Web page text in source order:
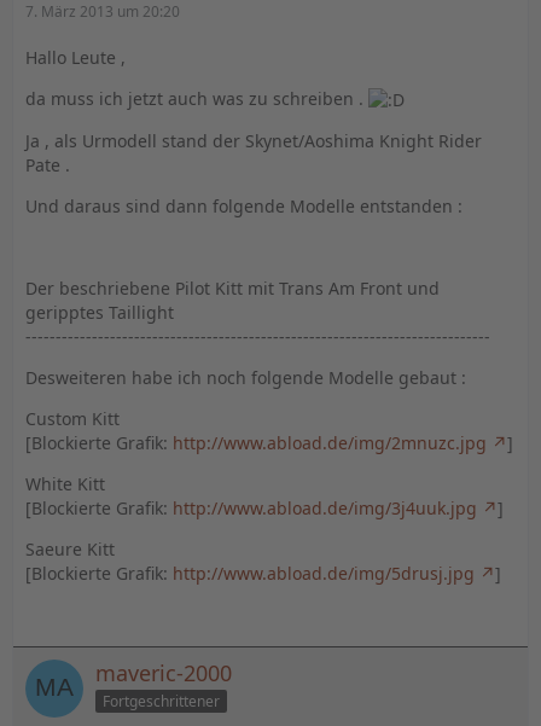
7. März 2013 um 20:20
Hallo Leute ,
da muss ich jetzt auch was zu schreiben .
Ja , als Urmodell stand der Skynet/Aoshima Knight Rider
Pate .
Und daraus sind dann folgende Modelle entstanden :
Der beschriebene Pilot Kitt mit Trans Am Front und
geripptes Taillight
-----------------------------------------------------------------------------
Desweiteren habe ich noch folgende Modelle gebaut :
Custom Kitt
[Blockierte Grafik: http://www.abload.de/img/2mnuzc.jpg
]
White Kitt
[Blockierte Grafik: http://www.abload.de/img/3j4uuk.jpg
]
Saeure Kitt
[Blockierte Grafik: http://www.abload.de/img/5drusj.jpg ]
maveric-2000
Fortgeschrittener